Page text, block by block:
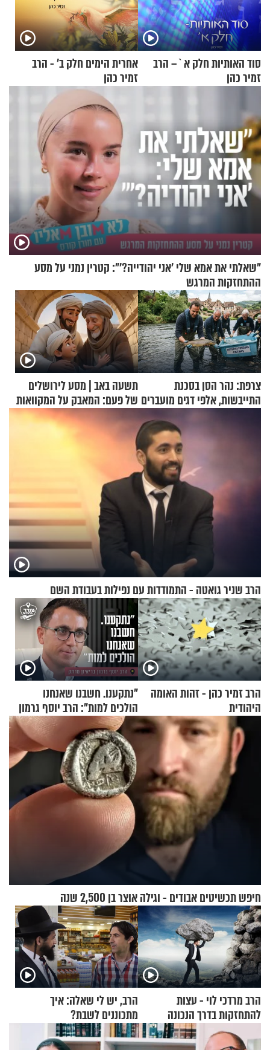
סוד האותיות חלק א`– הרב
זמיר כהן
אחרית הימים חלק ב’ - הרב
זמיר כהן
"שאלתי את אמא שלי 'אני יהודייה?'": קטרין נמני על מסע
ההתחזקות המרגש
צרפת: נהר הסן בסכנת
התייבשות, אלפי דגים מועברים
במבצעי חילוץ
תשעה באב | מסע לירושלים
של פעם: המאבק על המקוואות
הרב שניר גואטה - התמודדות עם נפילות בעבודת השם
הרב זמיר כהן - זהות האומה
היהודית
"נתקענו. חשבנו שאנחנו
הולכים למות": הרב יוסף גרמון
בריאיון מרתק
חיפש תכשיטים אבודים - וגילה אוצר בן 2,500 שנה
הרב מרדכי לוי - עצות
להתחזקות בדרך הנכונה
הרב, יש לי שאלה: איך
מתכוננים לשבת?